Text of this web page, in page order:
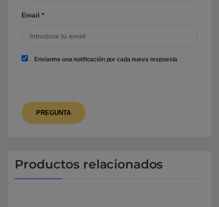
Email *
Enviarme una notificación por cada nueva respuesta
Productos relacionados